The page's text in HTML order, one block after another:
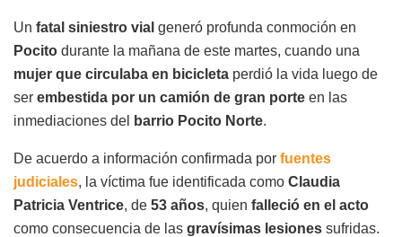
Un fatal siniestro vial generó profunda conmoción en
Pocito durante la mañana de este martes, cuando una
mujer que circulaba en bicicleta perdió la vida luego de
ser embestida por un camión de gran porte en las
inmediaciones del
barrio Pocito Norte.
De acuerdo a información confirmada por fuentes
judiciales, la víctima fue identificada como Claudia
Patricia Ventrice, de 53 años, quien falleció en el acto
como consecuencia de las gravísimas lesiones sufridas.